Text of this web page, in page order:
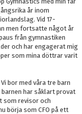
år inom
Vid 17-
men fortsatte något år
från gymnastiken
och har engagerat mig
som mina döttrar varit
bor med våra tre barn
barnen har såklart provat
som revisor och
börja som CFO på ett